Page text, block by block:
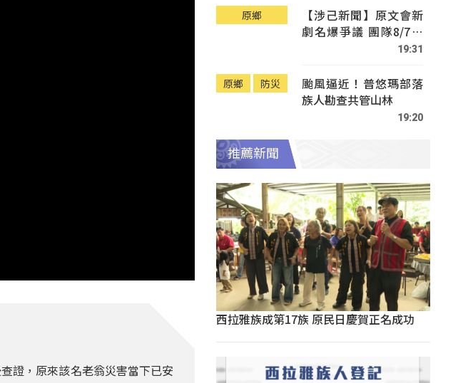
證，原來該名老翁災害當下已安
原鄉
【涉己新聞】原文會新
劇名爆爭議 團隊8/7赴
19:31
原鄉 防災
颱風逼近！普悠瑪部落
族人勘查共管山林
19:20
推薦新聞
西拉雅族成第17族 原民日慶賀正名成功